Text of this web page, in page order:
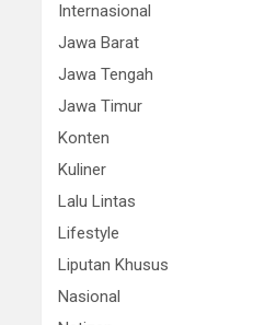
Internasional
Jawa Barat
Jawa Tengah
Jawa Timur
Konten
Kuliner
Lalu Lintas
Lifestyle
Liputan Khusus
Nasional